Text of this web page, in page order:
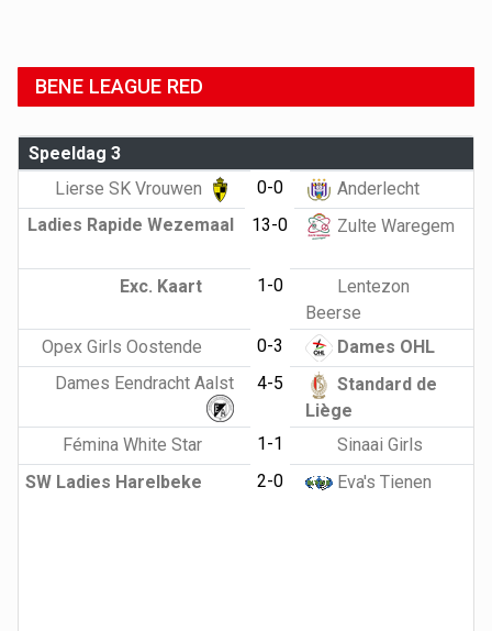
BENE LEAGUE RED
Speeldag 3
Lierse SK Vrouwen
0-0
Anderlecht
Ladies Rapide Wezemaal
13-0 Zulte Waregem
Exc. Kaart 1-0
Lentezon
Beerse
Opex Girls Oostende
0-3
Dames OHL
Dames Eendracht Aalst
4-5
Standard de
Liège
Fémina White Star
1-1
Sinaai Girls
SW Ladies Harelbeke
2-0 Eva's Tienen